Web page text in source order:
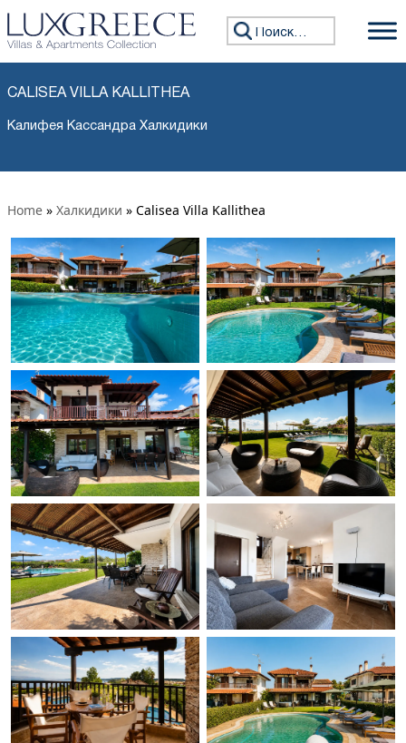
Искать:
CALISEA VILLA KALLITHEA
Калифея Кассандра Халкидики
Home » Халкидики » Calisea Villa Kallithea